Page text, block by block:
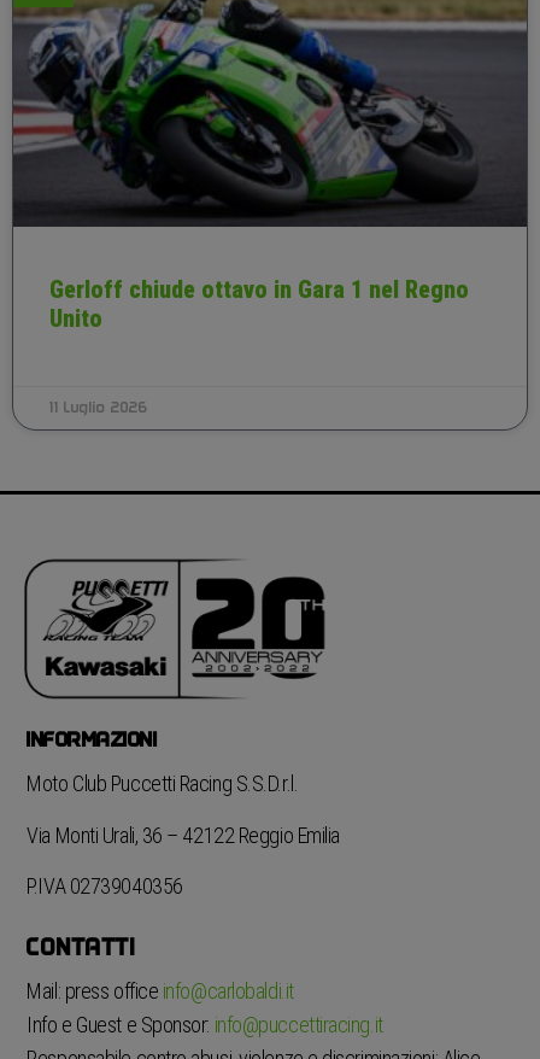
Gerloff chiude ottavo in Gara 1 nel Regno
Unito
11 Luglio 2026
INFORMAZIONI
Moto Club Puccetti Racing S.S.D.r.l.
Via Monti Urali, 36 – 42122 Reggio Emilia
P.IVA 02739040356
CONTATTI
Mail: press office info@carlobaldi.it
Info e Guest e Sponsor: info@puccettiracing.it